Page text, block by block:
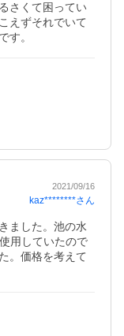
さくて困ってい
えずそれでいて
す。
2021/09/16
kaz********さん
ました。池の水
用していたので
。価格を考えて